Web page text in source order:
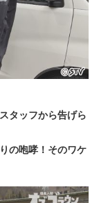
タッフから告げら
の咆哮！そのワケ